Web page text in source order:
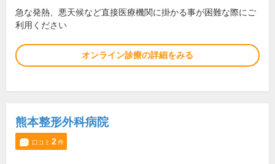
急な発熱、悪天候など直接医療機関に掛かる事が困難な際にご
利用ください
オンライン診療の詳細をみる
熊本整形外科病院
口コミ 2件